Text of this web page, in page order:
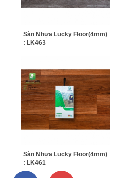
Sàn Nhựa Lucky Floor(4mm)
: LK463
Sàn Nhựa Lucky Floor(4mm)
: LK461